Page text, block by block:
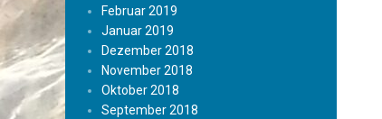
Februar 2019
Januar 2019
Dezember 2018
November 2018
Oktober 2018
September 2018